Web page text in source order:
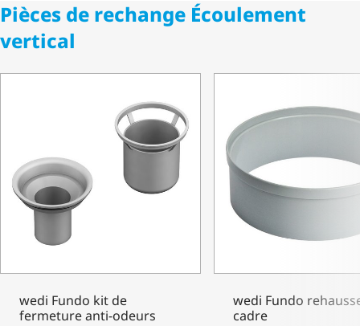
Pièces de rechange Écoulement
vertical
wedi Fundo kit de
fermeture anti-odeurs
wedi Fundo
cadre